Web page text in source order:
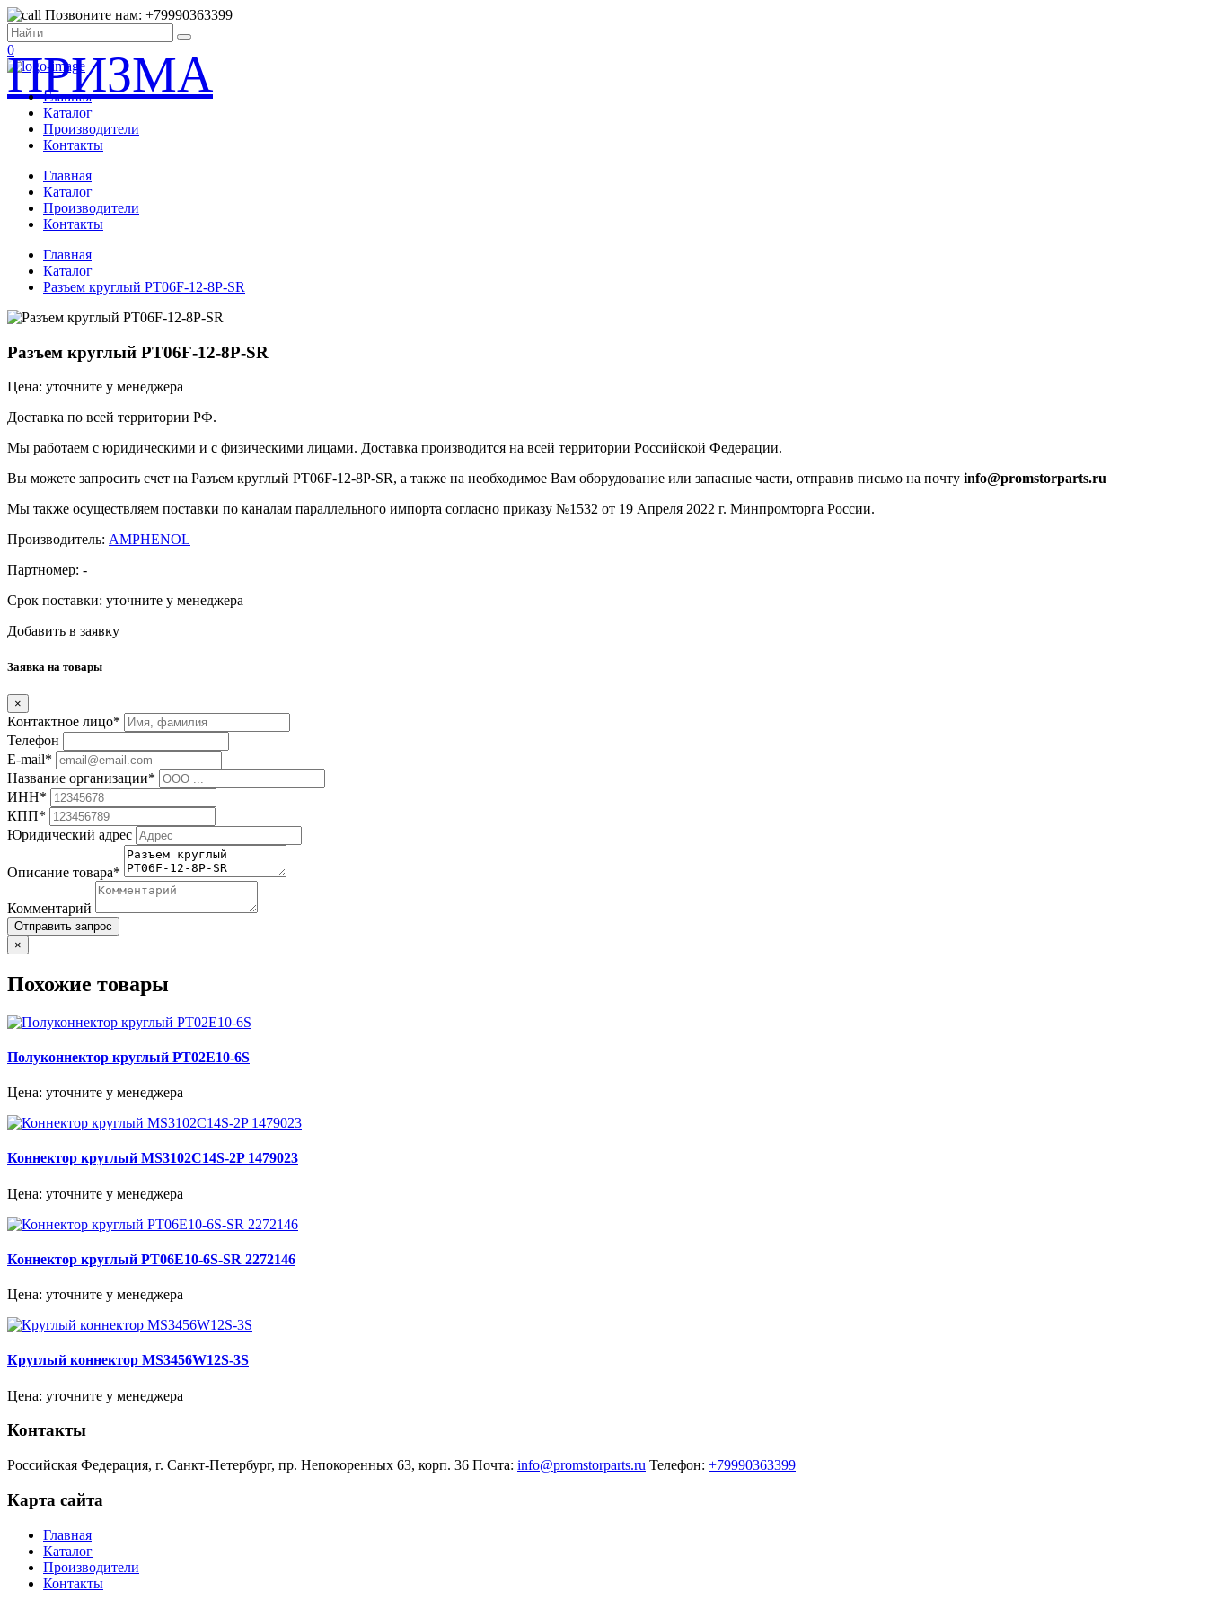
Позвоните нам: +79990363399
0
ПРИЗМА
Главная
Каталог
Производители
Контакты
Главная
Каталог
Производители
Контакты
Главная
Каталог
Разъем круглый PT06F-12-8P-SR
Разъем круглый PT06F-12-8P-SR
Цена: уточните у менеджера
Доставка по всей территории РФ.
Мы работаем с юридическими и с физическими лицами. Доставка производится на всей территории Российской Федерации.
Вы можете запросить счет на Разъем круглый PT06F-12-8P-SR, а также на необходимое Вам оборудование или запасные части, отправив письмо на почту info@promstorparts.ru
Мы также осуществляем поставки по каналам параллельного импорта согласно приказу №1532 от 19 Апреля 2022 г. Минпромторга России.
Производитель: AMPHENOL
Партномер: -
Срок поставки: уточните у менеджера
Добавить в заявку
Заявка на товары
×
Контактное лицо*
Телефон
E-mail*
Название организации*
ИНН*
КПП*
Юридический адрес
Описание товара*
Комментарий
Отправить запрос
×
Похожие товары
Полуконнектор круглый PT02E10-6S
Цена: уточните у менеджера
Коннектор круглый MS3102C14S-2P 1479023
Цена: уточните у менеджера
Коннектор круглый PT06E10-6S-SR 2272146
Цена: уточните у менеджера
Круглый коннектор MS3456W12S-3S
Цена: уточните у менеджера
Контакты
Российская Федерация, г. Санкт-Петербург, пр. Непокоренных 63, корп. 36 Почта: info@promstorparts.ru Телефон: +79990363399
Карта сайта
Главная
Каталог
Производители
Контакты